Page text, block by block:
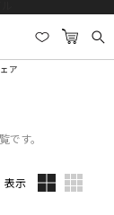
ア
です。
表示